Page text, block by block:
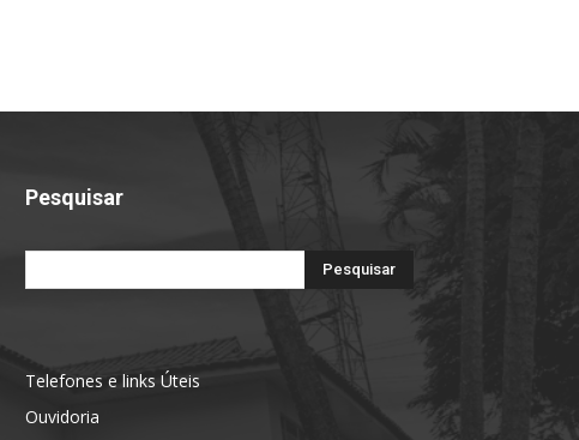
Pesquisar
Telefones e links Úteis
Ouvidoria